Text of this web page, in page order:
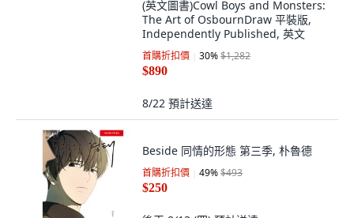
(英文圖書)Cowl Boys and Monsters:
The Art of OsbournDraw 平裝版,
Independently Published, 英文
首購折扣價
Beside 同情的形態 第三季, 朴魯德
首購折扣價